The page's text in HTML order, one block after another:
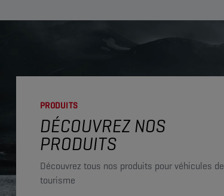
PRODUITS
DÉCOUVREZ NOS
PRODUITS
Découvrez tous nos produits pour véhicules de
tourisme